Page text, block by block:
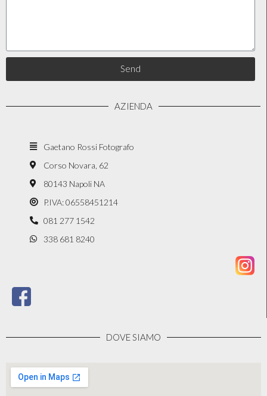
Send
AZIENDA
Gaetano Rossi Fotografo
Corso Novara, 62
80143 Napoli NA
P.IVA: 06558451214
081 277 1542
338 681 8240
DOVE SIAMO